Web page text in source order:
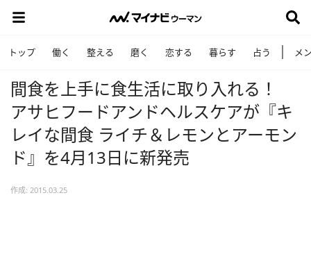
トップ 働く 整える 磨く 恋する 暮らす 占う メ
間食を上手に食生活に取り入れる！
アサヒフードアンドヘルスケアが『キ
レイな間食 ライチ＆レモンとアーモン
ド』を4月13日に新発売
作成: 2015.03.25